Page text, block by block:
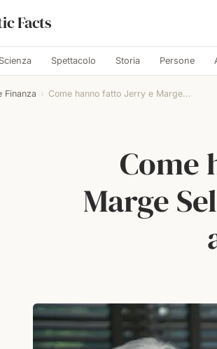
Facts
Scienza Spettacolo Storia Persone
Finanza › Come hanno fatto Jerry e Marge...
Come
Marge